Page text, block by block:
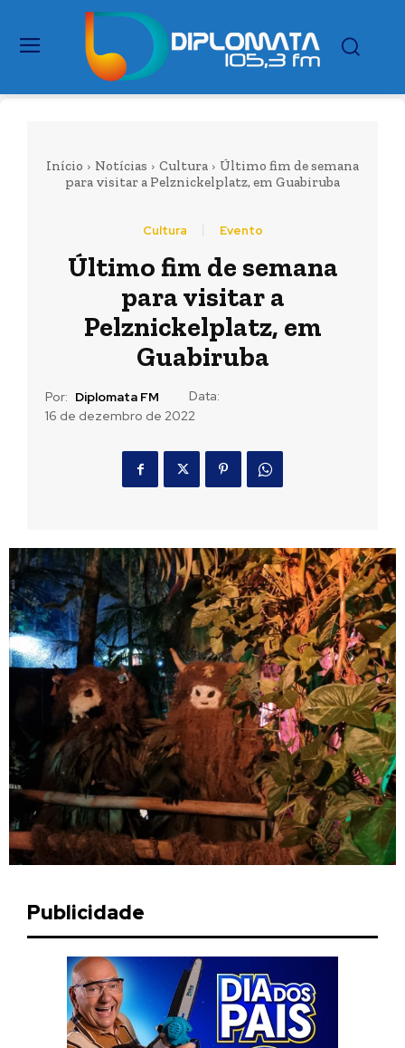
Início Notícias Cultura
Último fim de semana
para visitar a Pelznickelplatz, em Guabiruba
Cultura Evento
Último fim de semana
para visitar a
Pelznickelplatz, em
Guabiruba
Por: Diplomata FM
Data:
16 de dezembro de 2022
Publicidade